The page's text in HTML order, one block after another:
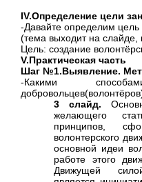
IV.Определение цели
-Давайте определим цель
(тема выходит на слайде,
Цель: создание
V.Практическая часть
Шаг №1.Выявление.
-Какими
3 слайд.
желающего
принципов,
волонтерского
основной идеи
работе этого
Движущей